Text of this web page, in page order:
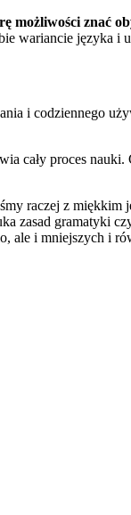
możliwości znać
wariancie języka i
i codziennego
cały proces
raczej z miękkim
zasad gramatyki
ale i mniejszych i